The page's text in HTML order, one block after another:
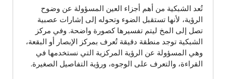
تُعد الشبكية من أهم أجزاء العين المسؤولة عن وضوح
الرؤية، لأنها تستقبل الضوء وتحوله إلى إشارات عصبية
تصل إلى المخ ليتم تفسيرها كصورة واضحة. وفي مركز
الشبكية توجد منطقة دقيقة تُعرف بمركز الإبصار أو البقعة،
وهي المسؤولة عن الرؤية المركزية التي نستخدمها في
القراءة، والتعرف على الوجوه، ورؤية التفاصيل الصغيرة.